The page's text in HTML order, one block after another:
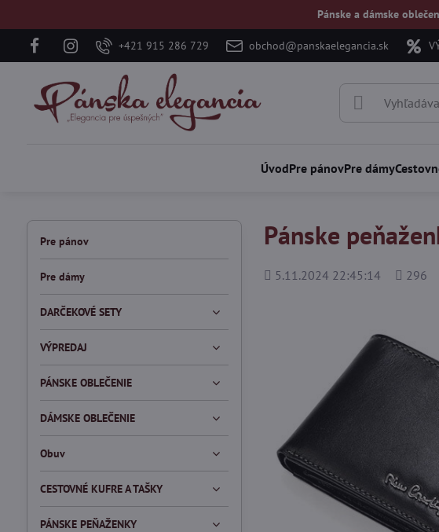
Pánske a dámske
+421 915 286 729 obchod@panskaelegancia.sk
ÚvodPre pánovPre dámy
Pánske
Pridané
5.11.2024 22:45:14
Počet
296
Pre pánov
Pre dámy
DARČEKOVÉ SETY
VÝPREDAJ
PÁNSKE OBLEČENIE
DÁMSKE OBLEČENIE
Obuv
CESTOVNÉ KUFRE A TAŠKY
PÁNSKE PEŇAŽENKY